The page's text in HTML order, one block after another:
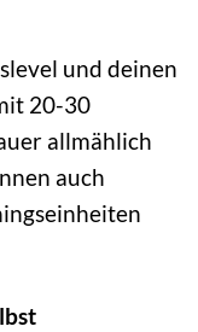
und deinen
20-30
allmählich
auch